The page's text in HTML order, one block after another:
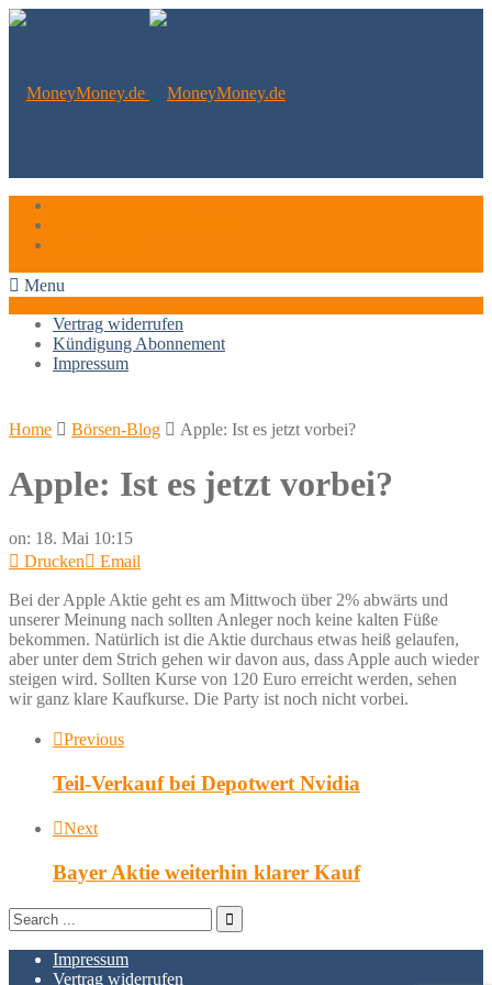
Menu
Vertrag widerrufen
Kündigung Abonnement
Impressum
Home Börsen-Blog Apple: Ist es jetzt vorbei?
Apple: Ist es jetzt vorbei?
on: 18. Mai 10:15
Drucken
Email
Bei der Apple Aktie geht es am Mittwoch über 2% abwärts und
unserer Meinung nach sollten Anleger noch keine kalten Füße
bekommen. Natürlich ist die Aktie durchaus etwas heiß gelaufen,
aber unter dem Strich gehen wir davon aus, dass Apple auch wieder
steigen wird. Sollten Kurse von 120 Euro erreicht werden, sehen
wir ganz klare Kaufkurse. Die Party ist noch nicht vorbei.
Previous
Teil-Verkauf bei Depotwert Nvidia
Next
Bayer Aktie weiterhin klarer Kauf
Impressum
Vertrag widerrufen